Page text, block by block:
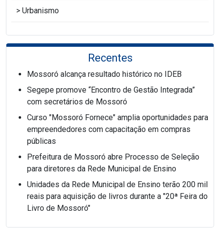
Urbanismo
Recentes
Mossoró alcança resultado histórico no IDEB
Segepe promove “Encontro de Gestão Integrada”
com secretários de Mossoró
Curso "Mossoró Fornece" amplia oportunidades para
empreendedores com capacitação em compras
públicas
Prefeitura de Mossoró abre Processo de Seleção
para diretores da Rede Municipal de Ensino
Unidades da Rede Municipal de Ensino terão 200 mil
reais para aquisição de livros durante a "20ª Feira do
Livro de Mossoró"